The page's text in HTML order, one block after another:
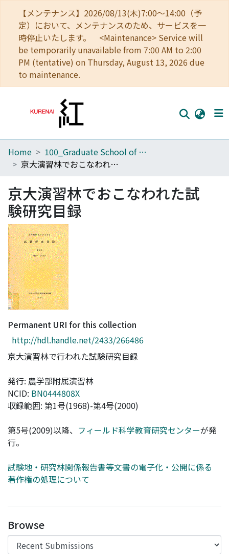
【メンテナンス】2026/08/13(木)7:00～14:00（予
定）において、メンテナンスのため、サービスを一
時停止いたします。 <Maintenance> Service will
be temporarily unavailable from 7:00 AM to 2:00
PM (tentative) on Thursday, August 13, 2026 due
to maintenance.
Home
Browse
Download Ranking
Access Statistics
Library Network
Home
100_Graduate School of Agriculture
京大演習林でおこなわれた試験研究目録
京大演習林でおこなわれた試
験研究目録
Permanent URI for this collection
http://hdl.handle.net/2433/266486
京大演習林で行われた試験研究目録
発行: 農学部附属演習林
NCID: BN0444808X
収録範囲: 第1号(1968)-第4号(2000)
第5号(2009)以降、 フィールド科学教育研究センターが発
行。
試験地・研究林関係報告書等文書の電子化・公開に係る
著作権の処理について
Browse